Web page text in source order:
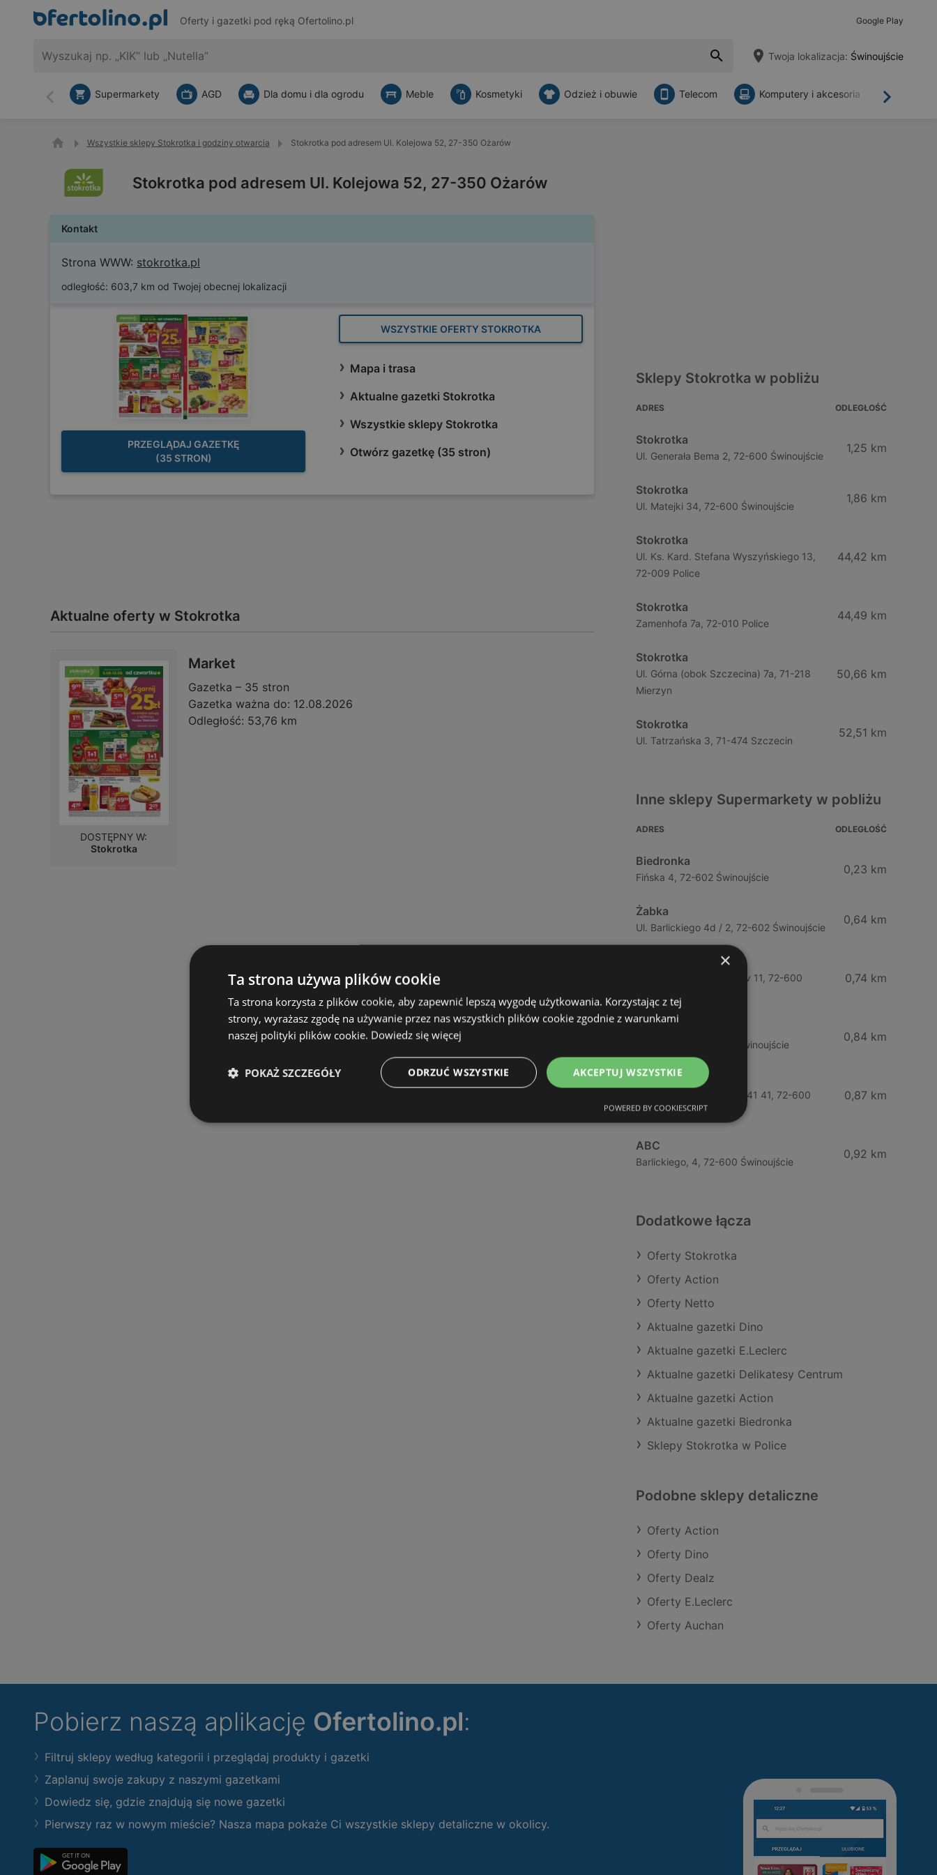
Oferty i gazetki pod ręką Ofertolino.pl Google Play
Twoja lokalizacja: Świnoujście
Wstecz Dalej
Supermarkety AGD Dla domu i dla ogrodu Meble Kosmetyki Odzież i obuwie Telecom Komputery i akcesoria
Wszystkie sklepy Stokrotka i godziny otwarcia Stokrotka pod adresem Ul. Kolejowa 52, 27-350 Ożarów
Stokrotka pod adresem Ul. Kolejowa 52, 27-350 Ożarów
Kontakt
Strona WWW: stokrotka.pl
odległość: 603,7 km od Twojej obecnej lokalizacji
PRZEGLĄDAJ GAZETKĘ
(35 STRON)
WSZYSTKIE OFERTY STOKROTKA
Mapa i trasa
Aktualne gazetki Stokrotka
Wszystkie sklepy Stokrotka
Otwórz gazetkę (35 stron)
Aktualne oferty w Stokrotka
Market
Gazetka – 35 stron
Gazetka ważna do: 12.08.2026
Odległość: 53,76 km
DOSTĘPNY W:
Stokrotka
Sklepy Stokrotka w pobliżu
ADRES ODLEGŁOŚĆ
Stokrotka
Ul. Generała Bema 2, 72-600 Świnoujście
1,25 km
Stokrotka
Ul. Matejki 34, 72-600 Świnoujście
1,86 km
Stokrotka
Ul. Ks. Kard. Stefana Wyszyńskiego 13,
72-009 Police
44,42 km
Stokrotka
Zamenhofa 7a, 72-010 Police
44,49 km
Stokrotka
Ul. Górna (obok Szczecina) 7a, 71-218
Mierzyn
50,66 km
Stokrotka
Ul. Tatrzańska 3, 71-474 Szczecin
52,51 km
Inne sklepy Supermarkety w pobliżu
ADRES ODLEGŁOŚĆ
Biedronka
Fińska 4, 72-602 Świnoujście
0,23 km
Żabka
Ul. Barlickiego 4d / 2, 72-602 Świnoujście
0,64 km
Wybrzeze Władysława Iv 11, 72-600
0,74 km
Chrobrego 9, 72-600 Świnoujście
0,84 km
Lidl
Ul. Bohaterów Września 41 41, 72-600
Świnoujście
0,87 km
ABC
Barlickiego, 4, 72-600 Świnoujście
0,92 km
Dodatkowe łącza
Oferty Stokrotka
Oferty Action
Oferty Netto
Aktualne gazetki Dino
Aktualne gazetki E.Leclerc
Aktualne gazetki Delikatesy Centrum
Aktualne gazetki Action
Aktualne gazetki Biedronka
Sklepy Stokrotka w Police
Podobne sklepy detaliczne
Oferty Action
Oferty Dino
Oferty Dealz
Oferty E.Leclerc
Oferty Auchan
Pobierz naszą aplikację Ofertolino.pl:
Filtruj sklepy według kategorii i przeglądaj produkty i gazetki
Zaplanuj swoje zakupy z naszymi gazetkami
Dowiedz się, gdzie znajdują się nowe gazetki
Pierwszy raz w nowym mieście? Nasza mapa pokaże Ci wszystkie sklepy detaliczne w okolicy.
×
Ta strona używa plików cookie
Ta strona korzysta z plików cookie, aby zapewnić lepszą wygodę użytkowania. Korzystając z tej
strony, wyrażasz zgodę na używanie przez nas wszystkich plików cookie zgodnie z warunkami
naszej polityki plików cookie. Dowiedz się więcej
AKCEPTUJ WSZYSTKIE
ODRZUĆ WSZYSTKIE
POKAŻ SZCZEGÓŁY
POWERED BY COOKIESCRIPT